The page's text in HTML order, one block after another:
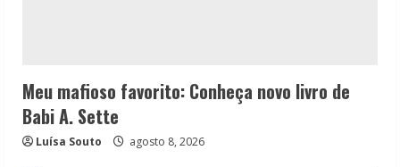
Meu mafioso favorito: Conheça novo livro de
Babi A. Sette
Luísa Souto agosto 8, 2026